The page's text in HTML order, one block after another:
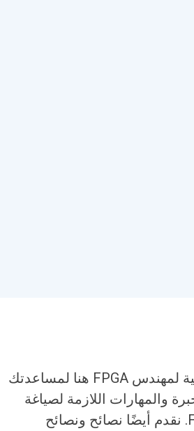
هل تبحث عن وظيفة مهندس FPGA؟ مثال السيرة الذاتية لمهندس FPGA هنا لمساعدتك
والمهارات اللازمة لصياغة
سيرة ذاتية ناجحة والحصول على وظيفة كمهندس FPGA. نقدم أيضًا نصائح ونصائح